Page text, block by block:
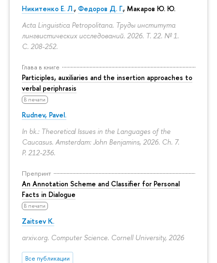
Никитенко Е. Л., Федоров Д. Г., Макаров Ю. Ю.
Acta Linguistica Petropolitana. Труды института
лингвистических исследований. 2026. Т. 22. № 1.
С. 208-252.
Глава в книге
Participles, auxiliaries and the insertion approaches to
verbal periphrasis
В печати
Rudnev, Pavel.
In bk.: Theoretical Issues in the Languages of the
Caucasus. Amsterdam: John Benjamins, 2026. Ch. 7.
P. 212-236.
Препринт
An Annotation Scheme and Classifier for Personal
Facts in Dialogue
В печати
Zaitsev K.
arxiv.org. Computer Science. Cornell University, 2026
Все публикации